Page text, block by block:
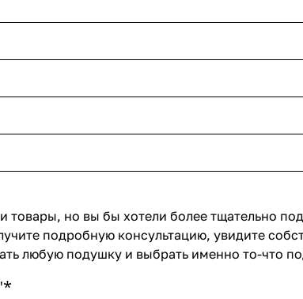
товары, но вы бы хотели более тщательно
подробную консультацию, увидите
любую подушку и выбрать именно то-что